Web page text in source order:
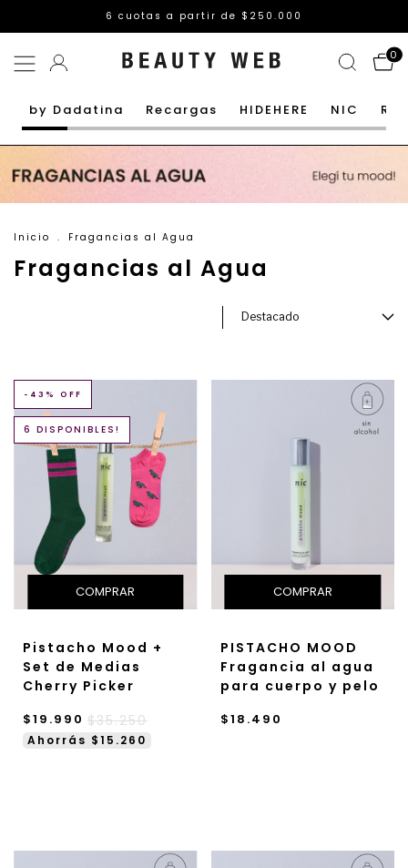
Envío GRATIS a partir de $85.000 (neto descuentos)
0
by Dadatina Recargas HIDEHERE NIC
Inicio . Fragancias al Agua
Fragancias al Agua
- 43 % OFF
6 DISPONIBLES!
Pistacho Mood +
Set de Medias
Cherry Picker
$19.990 $35.250
Ahorrás $15.260
PISTACHO MOOD
Fragancia al agua
para cuerpo y pelo
$18.490